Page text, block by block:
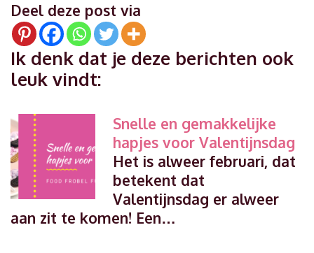
Deel deze post via
Ik denk dat je deze berichten ook
leuk vindt:
Snelle en gemakkelijke
hapjes voor Valentijnsdag
Het is alweer februari, dat
betekent dat
Valentijnsdag er alweer
aan zit te komen! Een…